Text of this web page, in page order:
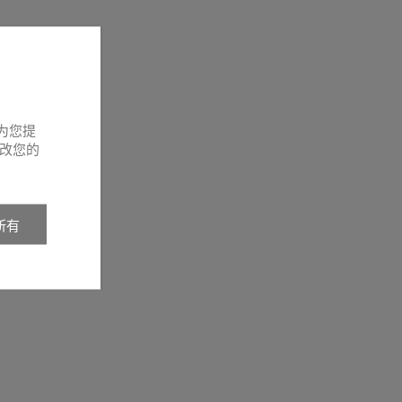
您提
您的
有